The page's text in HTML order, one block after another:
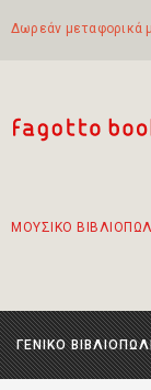
Δωρεάν μεταφορικά
ΜΟΥΣΙΚΟ
ΓΕΝΙΚΟ